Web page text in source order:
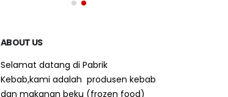
ABOUT US
Selamat datang di Pabrik
Kebab,kami adalah produsen kebab
dan makanan beku (frozen food)